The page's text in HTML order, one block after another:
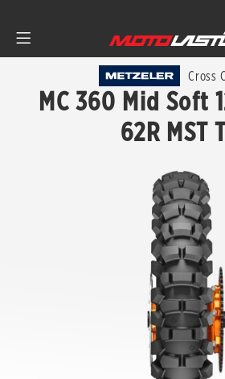
Cross
MC 360 Mid Soft
62R MST